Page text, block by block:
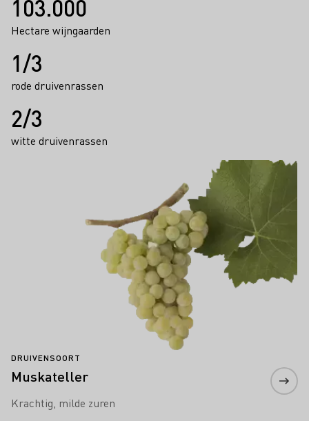
103.000
Hectare wijngaarden
1/3
rode druivenrassen
2/3
witte druivenrassen
DRUIVENSOORT
Muskateller
Krachtig, milde zuren